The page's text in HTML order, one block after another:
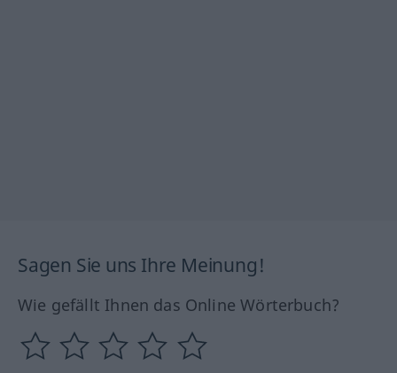
Sagen Sie uns Ihre Meinung!
Wie gefällt Ihnen das Online Wörterbuch?